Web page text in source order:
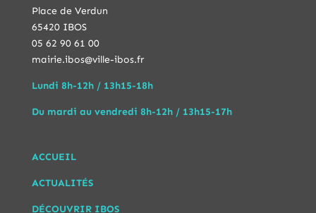
Place de Verdun
65420 IBOS
05 62 90 61 00
mairie.ibos@ville-ibos.fr
Lundi 8h-12h / 13h15-18h
Du mardi au vendredi 8h-12h / 13h15-17h
ACCUEIL
ACTUALITÉS
DÉCOUVRIR IBOS